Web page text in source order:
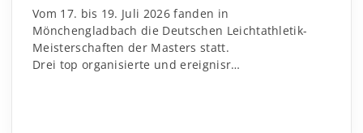
Vom 17. bis 19. Juli 2026 fanden in
Mönchengladbach die Deutschen Leichtathletik-
Meisterschaften der Masters statt.
Drei top organisierte und ereignisr…